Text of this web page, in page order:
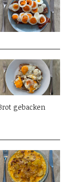
gebacken